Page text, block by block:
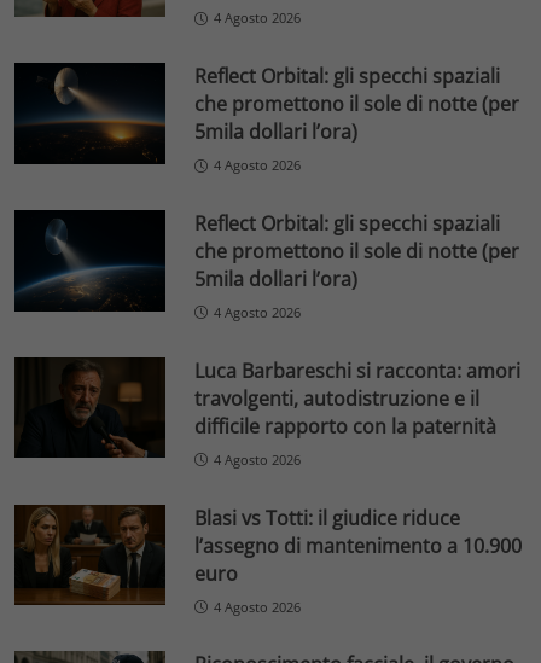
4 Agosto 2026
Reflect Orbital: gli specchi spaziali
che promettono il sole di notte (per
5mila dollari l’ora)
4 Agosto 2026
Reflect Orbital: gli specchi spaziali
che promettono il sole di notte (per
5mila dollari l’ora)
4 Agosto 2026
Luca Barbareschi si racconta: amori
travolgenti, autodistruzione e il
difficile rapporto con la paternità
4 Agosto 2026
Blasi vs Totti: il giudice riduce
l’assegno di mantenimento a 10.900
euro
4 Agosto 2026